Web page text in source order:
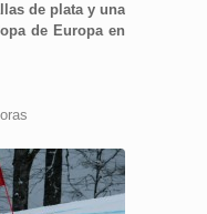
de plata y una
de Europa en